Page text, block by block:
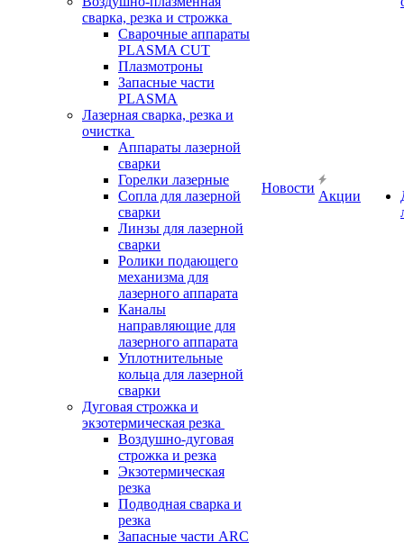
сварка, резка и строжка
Сварочные аппараты
PLASMA CUT
Плазмотроны
Запасные части
PLASMA
Лазерная сварка, резка и
очистка
Аппараты лазерной
сварки
Горелки лазерные
Сопла для лазерной
сварки
Линзы для лазерной
сварки
Ролики подающего
механизма для
лазерного аппарата
Каналы
направляющие для
лазерного аппарата
Уплотнительные
кольца для лазерной
сварки
Дуговая строжка и
экзотермическая резка
Воздушно-дуговая
строжка и резка
Экзотермическая
резка
Подводная сварка и
резка
Запасные части ARC
Новости
Акции